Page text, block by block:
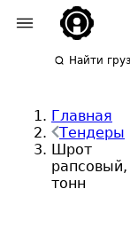
Найти
Главная
Тендеры
Шрот
тонн